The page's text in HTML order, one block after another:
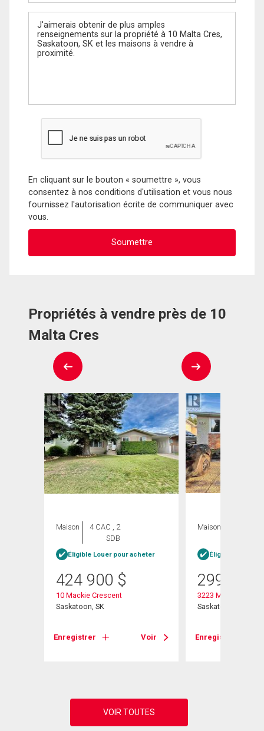
Message
En cliquant sur le bouton « soumettre », vous
consentez à nos conditions d'utilisation et vous nous
fournissez l'autorisation écrite de communiquer avec
vous.
Propriétés à vendre près de 10
Malta Cres
Maison
4 CAC , 2
SDB
Éligible Louer pour acheter
424 900 $
10 Mackie Crescent
Saskatoon, SK
Enregistrer Voir
Maison
Éligible Louer
299 900
3223 Maxwell Street
Saskatoon, SK
Enregistrer